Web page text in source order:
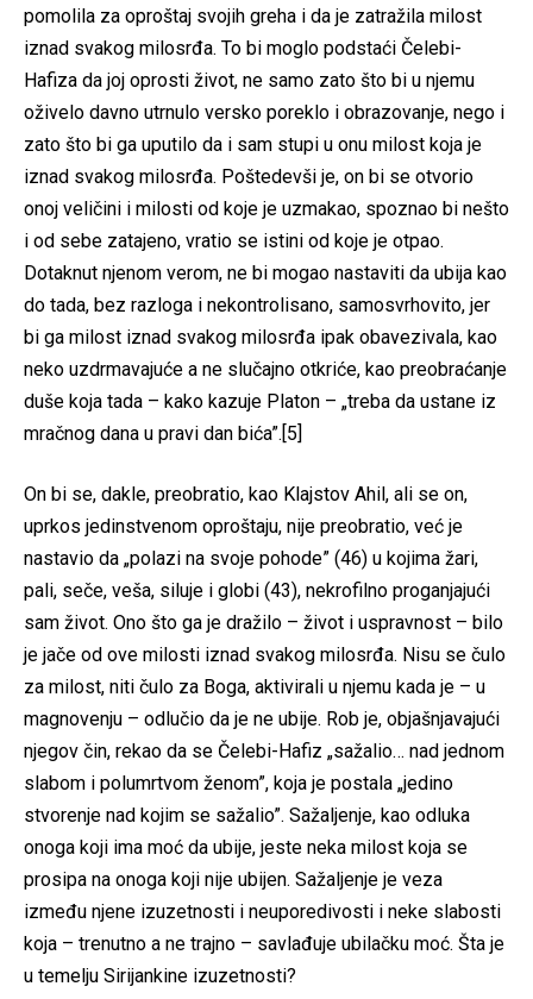
pomolila za oproštaj svojih greha i da je zatražila milost
iznad svakog milosrđa. To bi moglo podstaći Čelebi-
Hafiza da joj oprosti život, ne samo zato što bi u njemu
oživelo davno utrnulo versko poreklo i obrazovanje, nego i
zato što bi ga uputilo da i sam stupi u onu milost koja je
iznad svakog milosrđa. Poštedevši je, on bi se otvorio
onoj veličini i milosti od koje je uzmakao, spoznao bi nešto
i od sebe zatajeno, vratio se istini od koje je otpao.
Dotaknut njenom verom, ne bi mogao nastaviti da ubija kao
do tada, bez razloga i nekontrolisano, samosvrhovito, jer
bi ga milost iznad svakog milosrđa ipak obavezivala, kao
neko uzdrmavajuće a ne slučajno otkriće, kao preobraćanje
duše koja tada – kako kazuje Platon – „treba da ustane iz
mračnog dana u pravi dan bića”.[5]
On bi se, dakle, preobratio, kao Klajstov Ahil, ali se on,
uprkos jedinstvenom oproštaju, nije preobratio, već je
nastavio da „polazi na svoje pohode” (46) u kojima žari,
pali, seče, veša, siluje i globi (43), nekrofilno proganjajući
sam život. Ono što ga je dražilo – život i uspravnost – bilo
je jače od ove milosti iznad svakog milosrđa. Nisu se čulo
za milost, niti čulo za Boga, aktivirali u njemu kada je – u
magnovenju – odlučio da je ne ubije. Rob je, objašnjavajući
njegov čin, rekao da se Čelebi-Hafiz „sažalio… nad jednom
slabom i polumrtvom ženom”, koja je postala „jedino
stvorenje nad kojim se sažalio”. Sažaljenje, kao odluka
onoga koji ima moć da ubije, jeste neka milost koja se
prosipa na onoga koji nije ubijen. Sažaljenje je veza
između njene izuzetnosti i neuporedivosti i neke slabosti
koja – trenutno a ne trajno – savlađuje ubilačku moć. Šta je
u temelju Sirijankine izuzetnosti?